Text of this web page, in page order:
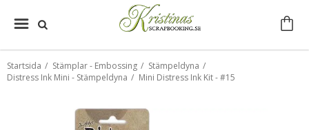
Startsida / Stämplar - Embossing / Stämpeldyna /
Distress Ink Mini - Stämpeldyna / Mini Distress Ink Kit - #15